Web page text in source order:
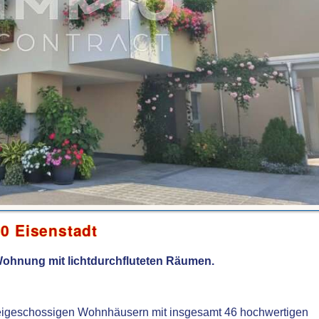
Eisenstadt
mit lichtdurchfluteten Räumen.
Wohnhäusern mit insgesamt 46 hochwertigen